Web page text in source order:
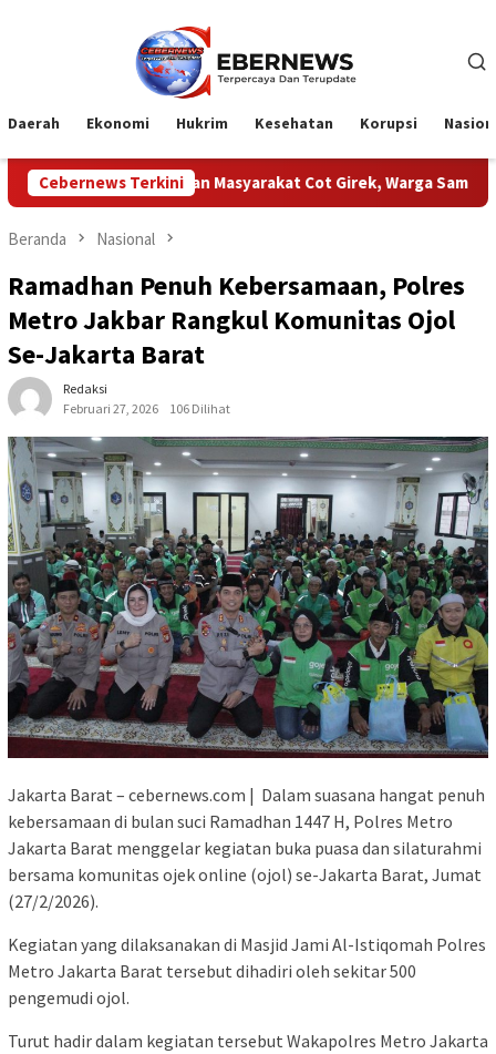
Daerah Ekonomi Hukrim Kesehatan Korupsi
Cebernews Terkini
Masyarakat Cot Girek, Warga Sampaikan Apresiasi
Beranda Nasional
Ramadhan Penuh Kebersamaan, Polres
Metro Jakbar Rangkul Komunitas Ojol
Se-Jakarta Barat
Redaksi
Februari 27, 2026
106 Dilihat
Jakarta Barat – cebernews.com | Dalam suasana hangat penuh
kebersamaan di bulan suci Ramadhan 1447 H, Polres Metro
Jakarta Barat menggelar kegiatan buka puasa dan silaturahmi
bersama komunitas ojek online (ojol) se-Jakarta Barat, Jumat
(27/2/2026).
Kegiatan yang dilaksanakan di Masjid Jami Al-Istiqomah Polres
Metro Jakarta Barat tersebut dihadiri oleh sekitar 500
pengemudi ojol.
Turut hadir dalam kegiatan tersebut Wakapolres Metro Jakarta